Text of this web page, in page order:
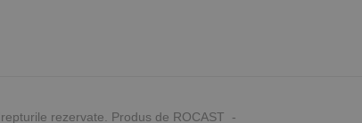
rezervate. Produs de ROCAST -